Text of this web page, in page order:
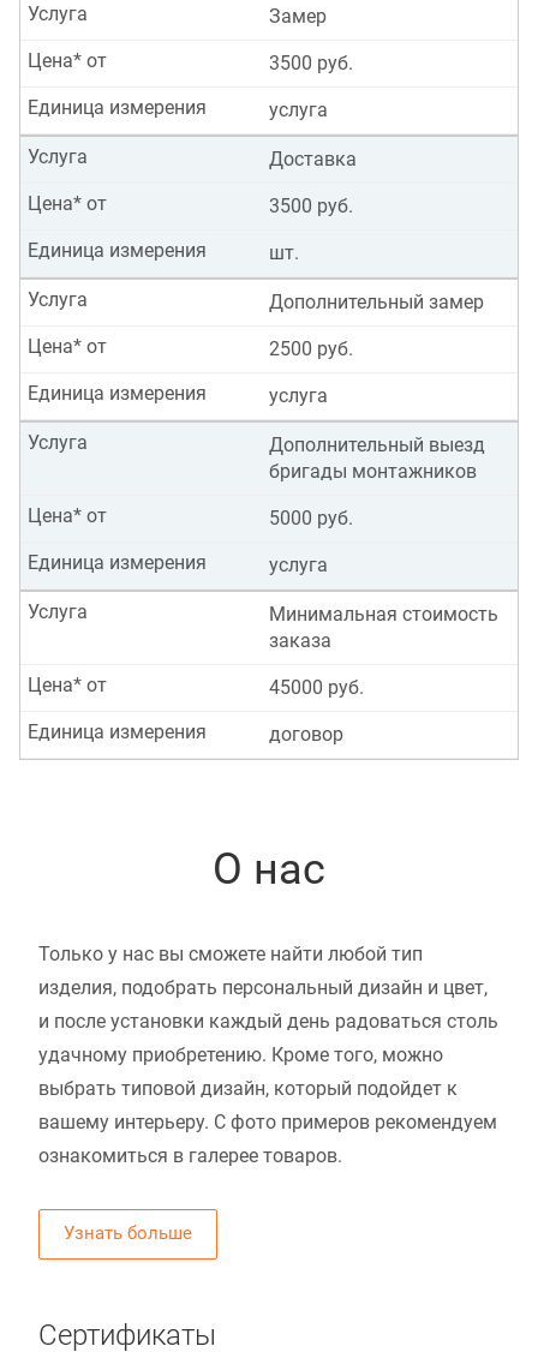
Замер
Услуга
3500 руб.
Цена* от
услуга
Единица измерения
Доставка
Услуга
3500 руб.
Цена* от
шт.
Единица измерения
Дополнительный замер
Услуга
2500 руб.
Цена* от
услуга
Единица измерения
Дополнительный выезд
бригады монтажников
Услуга
5000 руб.
Цена* от
услуга
Единица измерения
Минимальная стоимость
заказа
Услуга
45000 руб.
Цена* от
договор
Единица измерения
О нас
Только у нас вы сможете найти любой тип
изделия, подобрать персональный дизайн и цвет,
и после установки каждый день радоваться столь
удачному приобретению. Кроме того, можно
выбрать типовой дизайн, который подойдет к
вашему интерьеру. С фото примеров рекомендуем
ознакомиться в галерее товаров.
Узнать больше
Сертификаты